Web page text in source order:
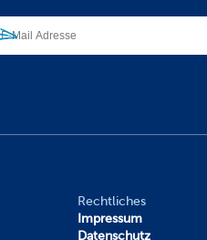
Rechtliches
Impressum
Datenschutz